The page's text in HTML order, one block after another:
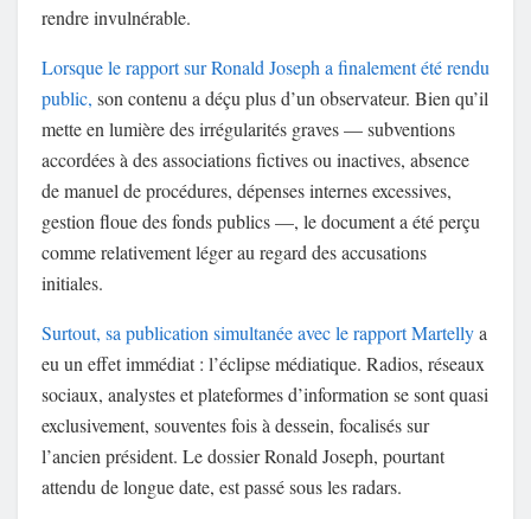
rendre invulnérable.
Lorsque le rapport sur Ronald Joseph a finalement été rendu
public, son contenu a déçu plus d’un observateur. Bien qu’il
mette en lumière des irrégularités graves — subventions
accordées à des associations fictives ou inactives, absence
de manuel de procédures, dépenses internes excessives,
gestion floue des fonds publics —, le document a été perçu
comme relativement léger au regard des accusations
initiales.
Surtout, sa publication simultanée avec le rapport Martellya
eu un effet immédiat : l’éclipse médiatique. Radios, réseaux
sociaux, analystes et plateformes d’information se sont quasi
exclusivement, souventes fois à dessein, focalisés sur
l’ancien président. Le dossier Ronald Joseph, pourtant
attendu de longue date, est passé sous les radars.